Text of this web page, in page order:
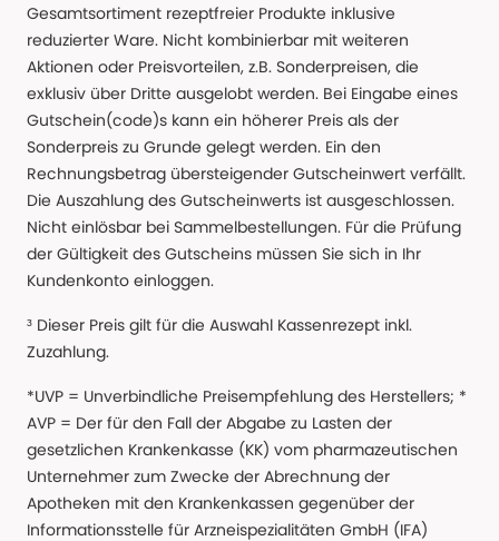
Gesamtsortiment rezeptfreier Produkte inklusive
reduzierter Ware. Nicht kombinierbar mit weiteren
Aktionen oder Preisvorteilen, z.B. Sonderpreisen, die
exklusiv über Dritte ausgelobt werden. Bei Eingabe eines
Gutschein(code)s kann ein höherer Preis als der
Sonderpreis zu Grunde gelegt werden. Ein den
Rechnungsbetrag übersteigender Gutscheinwert verfällt.
Die Auszahlung des Gutscheinwerts ist ausgeschlossen.
Nicht einlösbar bei Sammelbestellungen. Für die Prüfung
der Gültigkeit des Gutscheins müssen Sie sich in Ihr
Kundenkonto einloggen.
³ Dieser Preis gilt für die Auswahl Kassenrezept inkl.
Zuzahlung.
*UVP = Unverbindliche Preisempfehlung des Herstellers; *
AVP = Der für den Fall der Abgabe zu Lasten der
gesetzlichen Krankenkasse (KK) vom pharmazeutischen
Unternehmer zum Zwecke der Abrechnung der
Apotheken mit den Krankenkassen gegenüber der
Informationsstelle für Arzneispezialitäten GmbH (IFA)